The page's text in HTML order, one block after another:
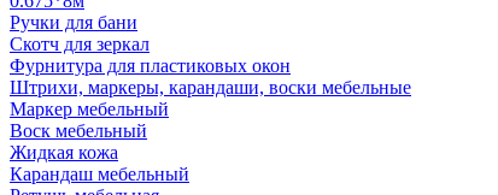
Ручки для бани
Скотч для зеркал
Фурнитура для пластиковых окон
Штрихи, маркеры, карандаши, воски мебельные
Маркер мебельный
Воск мебельный
Жидкая кожа
Карандаш мебельный